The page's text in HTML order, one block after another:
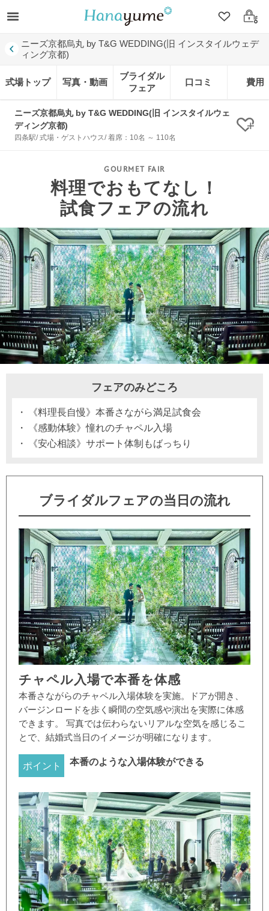
クリップ
ログ
ニーズ京都烏丸 by T&G WEDDING(旧 インスタイルウェデ
ィング京都)
式場トップ 写真・動画
ブライダル
フェア
口コミ 費用
ニーズ京都烏丸 by T&G WEDDING(旧 インスタイルウェ
ディング京都)
四条駅/ 式場・ゲストハウス/ 着席：10名 ～ 110名 ク
料理でおもてなし！
試食フェアの流れ
フェアのみどころ
《料理長自慢》本番さながら満足試食会
《感動体験》憧れのチャペル入場
《安心相談》サポート体制もばっちり
ブライダルフェアの当日の流れ
チャペル入場で本番を体感
本番さながらのチャペル入場体験を実施。ドアが開き、
バージンロードを歩く瞬間の空気感や演出を実際に体感
できます。 写真では伝わらないリアルな空気を感じるこ
とで、結婚式当日のイメージが明確になります。
ポイント 本番のような入場体験ができる